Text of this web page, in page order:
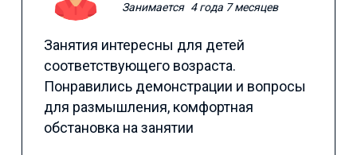
Занимается 4 года 7 месяцев
Занятия интересны для детей
соответствующего возраста.
Понравились демонстрации и вопросы
для размышления, комфортная
обстановка на занятии